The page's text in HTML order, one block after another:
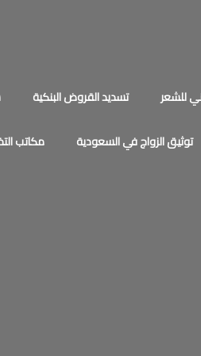
للشعر تسديد القروض البنكية
توثيق الزواج في السعودية مكاتب